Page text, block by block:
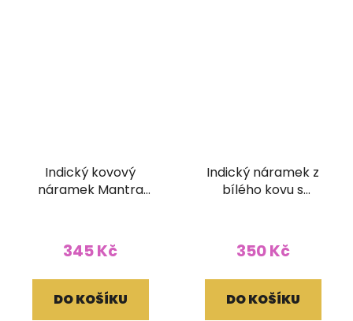
Indický kovový
náramek Mantra
345 Kč
DO KOŠÍKU
Indický náramek z
bílého kovu s
350 Kč
DO KOŠÍKU